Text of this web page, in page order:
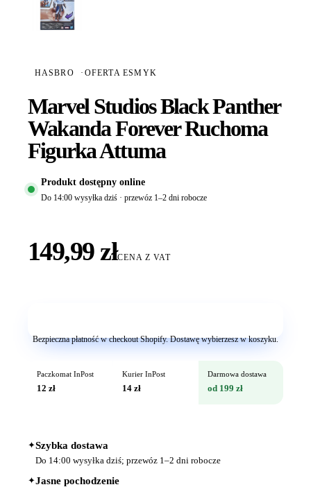
HASBRO · OFERTA ESMYK
Marvel Studios Black Panther
Wakanda Forever Ruchoma
Figurka Attuma
Produkt dostępny online
Do 14:00 wysyłka dziś · przewóz 1–2 dni robocze
149,99 złCENA Z VAT
Bezpieczna płatność w checkout Shopify. Dostawę wybierzesz w koszyku.
Paczkomat InPost
12 zł
Kurier InPost
14 zł
Darmowa dostawa
od 199 zł
✦Szybka dostawa
Do 14:00 wysyłka dziś; przewóz 1–2 dni robocze
✦Jasne pochodzenie